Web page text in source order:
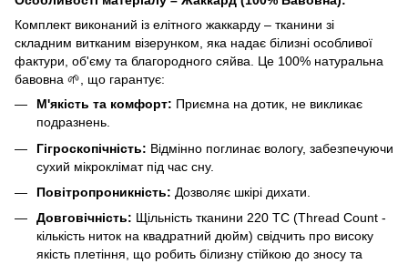
Комплект виконаний із елітного жаккарду – тканини зі
складним витканим візерунком, яка надає білизні особливої
фактури, об'єму та благородного сяйва. Це 100% натуральна
бавовна 🌱, що гарантує:
М'якість та комфорт: Приємна на дотик, не викликає
подразнень.
Гігроскопічність: Відмінно поглинає вологу, забезпечуючи
сухий мікроклімат під час сну.
Повітропроникність: Дозволяє шкірі дихати.
Довговічність: Щільність тканини 220 TC (Thread Count -
кількість ниток на квадратний дюйм) свідчить про високу
якість плетіння, що робить білизну стійкою до зносу та